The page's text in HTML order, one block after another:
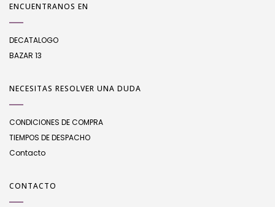
ENCUENTRANOS EN
DECATALOGO
BAZAR 13
NECESITAS RESOLVER UNA DUDA
CONDICIONES DE COMPRA
TIEMPOS DE DESPACHO
Contacto
CONTACTO